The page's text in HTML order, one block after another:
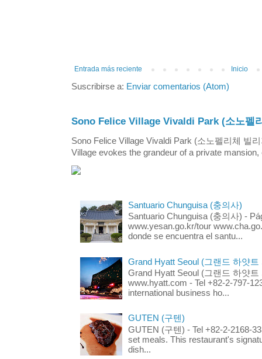
Entrada más reciente Inicio
Suscribirse a: Enviar comentarios (Atom)
Sono Felice Village Vivaldi Park (소노펠
Sono Felice Village Vivaldi Park (소노펠리체 빌
Village evokes the grandeur of a private
Santuario Chunguisa (충의사)
Santuario Chunguisa (충의사) -
www.yesan.go.kr/tour
donde se encuentra el santu...
Grand Hyatt Seoul (그랜드 하얏트
Grand Hyatt Seoul (그랜드 하얏트
www.hyatt.com - Tel +82-2-797-
international business ho...
GUTEN (구텐)
GUTEN (구텐) - Tel +82-2-2168-
set meals. This restaurant's
dish...